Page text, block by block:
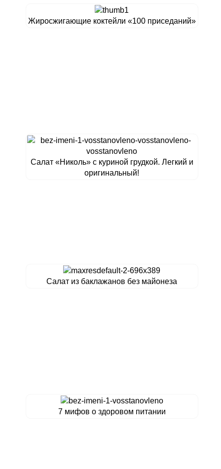
Жиросжигающие коктейли «100 приседаний»
Салат «Николь» с куриной грудкой. Легкий и
оригинальный!
Салат из баклажанов без майонеза
7 мифов о здоровом питании